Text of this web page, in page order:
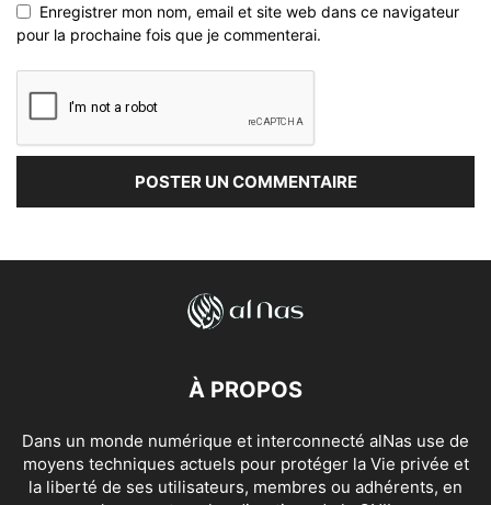
Enregistrer mon nom, email et site web dans ce navigateur
pour la prochaine fois que je commenterai.
À PROPOS
Dans un monde numérique et interconnecté alNas use de
moyens techniques actuels pour protéger la Vie privée et
la liberté de ses utilisateurs, membres ou adhérents, en